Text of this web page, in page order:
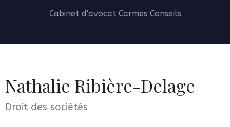
Cabinet d'avocat Carmes Conseils
Nathalie Ribière-Delage
Droit des sociétés